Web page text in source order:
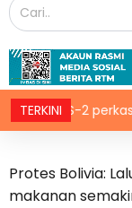
TERKINI
RS-2 perkasa
Protes Bolivia:
makanan